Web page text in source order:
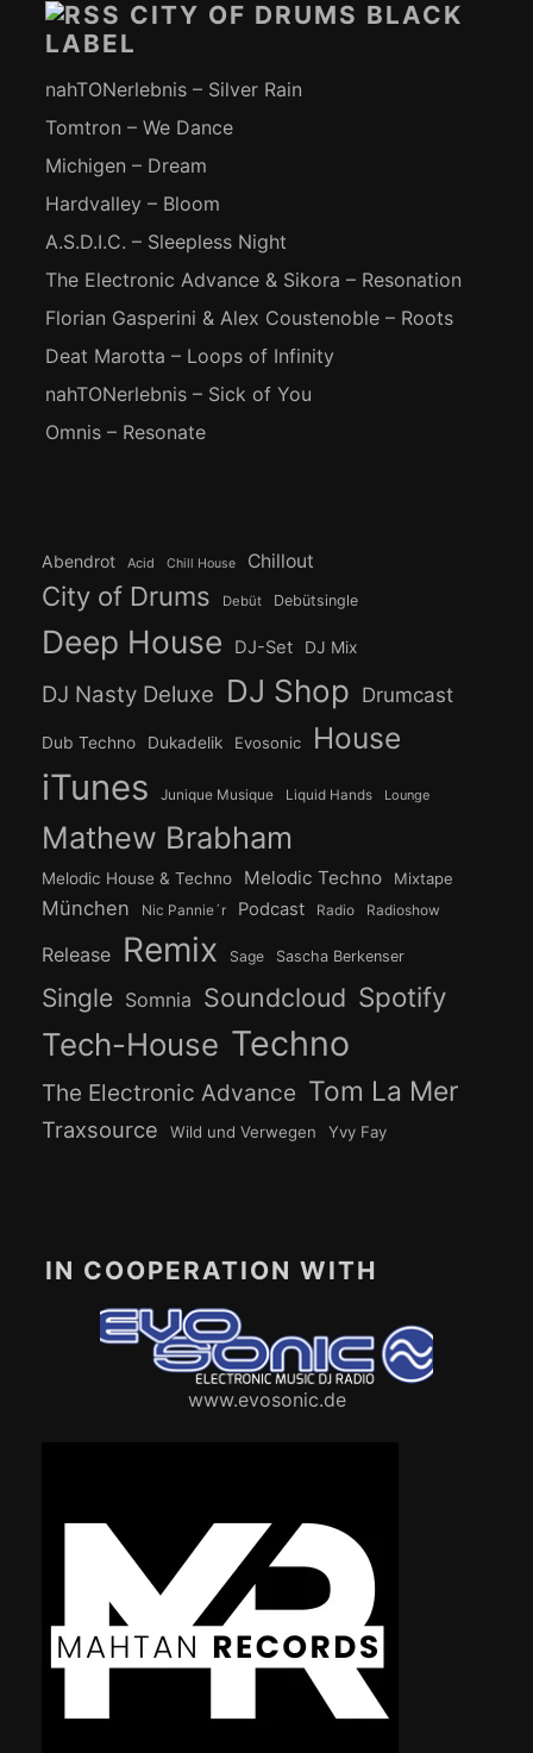
CITY OF DRUMS BLACK
LABEL
nahTONerlebnis – Silver Rain
Tomtron – We Dance
Michigen – Dream
Hardvalley – Bloom
A.S.D.I.C. – Sleepless Night
The Electronic Advance & Sikora – Resonation
Florian Gasperini & Alex Coustenoble – Roots
Deat Marotta – Loops of Infinity
nahTONerlebnis – Sick of You
Omnis – Resonate
Abendrot Acid Chill House Chillout
City of Drums Debüt Debütsingle
Deep House DJ-Set DJ Mix
DJ Nasty Deluxe DJ Shop Drumcast
Dub Techno Dukadelik Evosonic House
iTunes Junique Musique Liquid Hands Lounge
Mathew Brabham
Melodic House & Techno Melodic Techno Mixtape
München Nic Pannie´r Podcast Radio Radioshow
Release Remix Sage Sascha Berkenser
Single Somnia Soundcloud Spotify
Tech-House Techno
The Electronic Advance Tom La Mer
Traxsource Wild und Verwegen Yvy Fay
IN COOPERATION WITH
www.evosonic.de